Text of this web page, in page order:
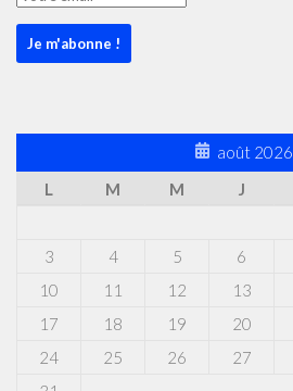
août 2026
L
M M J
3
4 5 6
10
11 12 13
17
18 19 20
24
25 26 27